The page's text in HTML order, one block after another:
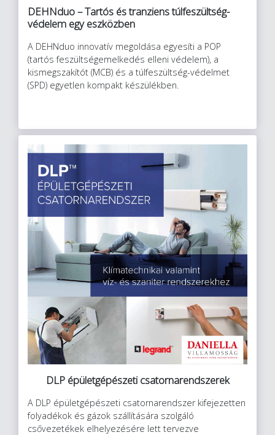
DEHNduo – Tartós és tranziens túlfeszültség-
védelem egy eszközben
A DEHNduo innovatív megoldása egyesíti a POP
(tartós feszültségemelkedés elleni védelem), a
kismegszakítót (MCB) és a túlfeszültség-védelmet
(SPD) egyetlen kompakt készülékben.
DLP épületgépészeti csatornarendszerek
A DLP épületgépészeti csatornarendszer kifejezetten
folyadékok és gázok szállítására szolgáló
csővezetékek elhelyezésére lett tervezve